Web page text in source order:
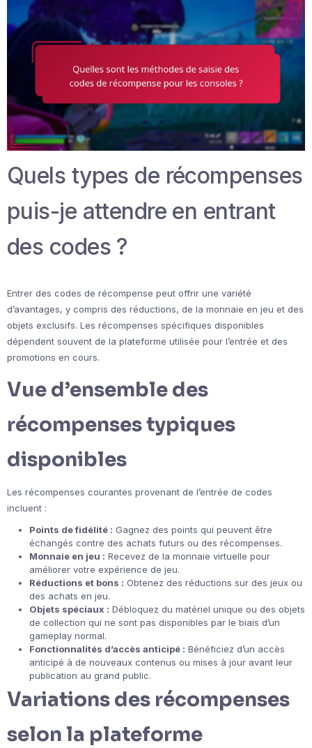
Quels types de récompenses
puis-je attendre en entrant
des codes ?
Entrer des codes de récompense peut offrir une variété
d’avantages, y compris des réductions, de la monnaie en jeu et des
objets exclusifs. Les récompenses spécifiques disponibles
dépendent souvent de la plateforme utilisée pour l’entrée et des
promotions en cours.
Vue d’ensemble des
récompenses typiques
disponibles
Les récompenses courantes provenant de l’entrée de codes
incluent :
Points de fidélité : Gagnez des points qui peuvent être
échangés contre des achats futurs ou des récompenses.
Monnaie en jeu : Recevez de la monnaie virtuelle pour
améliorer votre expérience de jeu.
Réductions et bons : Obtenez des réductions sur des jeux ou
des achats en jeu.
Objets spéciaux : Débloquez du matériel unique ou des objets
de collection qui ne sont pas disponibles par le biais d’un
gameplay normal.
Fonctionnalités d’accès anticipé : Bénéficiez d’un accès
anticipé à de nouveaux contenus ou mises à jour avant leur
publication au grand public.
Variations des récompenses
selon la plateforme